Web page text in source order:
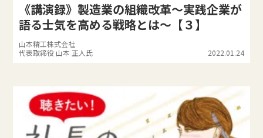
《講演録》製造業の組織改革～実践企業が
語る士気を高める戦略とは～【３】
山本精工株式会社
代表取締役 山本 正人氏
2022.01.24